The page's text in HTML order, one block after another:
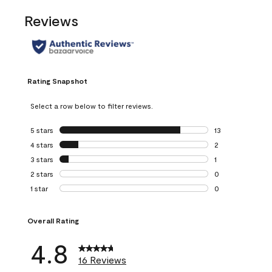
Reviews
Rating Snapshot
Select a row below to filter reviews.
5 stars stars
13
13 reviews with
4 stars stars
2
2 reviews with 4
3 stars stars
1
1 review with 3
2 stars stars
0
0 reviews with 2
1 star stars
0
Overall Rating
4.8 16 Reviews